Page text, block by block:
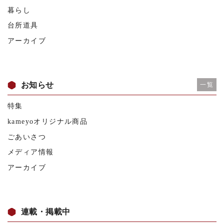
暮らし
台所道具
アーカイブ
お知らせ 一覧
特集
kameyoオリジナル商品
ごあいさつ
メディア情報
アーカイブ
連載・掲載中